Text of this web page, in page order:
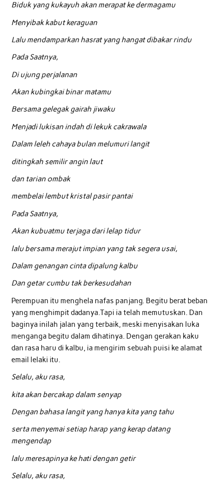
Biduk yang kukayuh akan merapat ke dermagamu
Menyibak kabut keraguan
Lalu mendamparkan hasrat yang hangat dibakar rindu
Pada Saatnya,
Di ujung perjalanan
Akan kubingkai binar matamu
Bersama gelegak gairah jiwaku
Menjadi lukisan indah di lekuk cakrawala
Dalam leleh cahaya bulan melumuri langit
ditingkah semilir angin laut
dan tarian ombak
membelai lembut kristal pasir pantai
Pada Saatnya,
Akan kubuatmu terjaga dari lelap tidur
lalu bersama merajut impian yang tak segera usai,
Dalam genangan cinta dipalung kalbu
Dan getar cumbu tak berkesudahan
Perempuan itu menghela nafas panjang. Begitu berat beban
yang menghimpit dadanya.Tapi ia telah memutuskan. Dan
baginya inilah jalan yang terbaik, meski menyisakan luka
menganga begitu dalam dihatinya. Dengan gerakan kaku
dan rasa haru di kalbu, ia mengirim sebuah puisi ke alamat
email lelaki itu.
Selalu, aku rasa,
kita akan bercakap dalam senyap
Dengan bahasa langit yang hanya kita yang tahu
serta menyemai setiap harap yang kerap datang
mengendap
lalu meresapinya ke hati dengan getir
Selalu, aku rasa,